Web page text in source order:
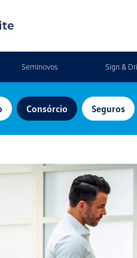
Seminovos Sign &
Consórcio Seguros